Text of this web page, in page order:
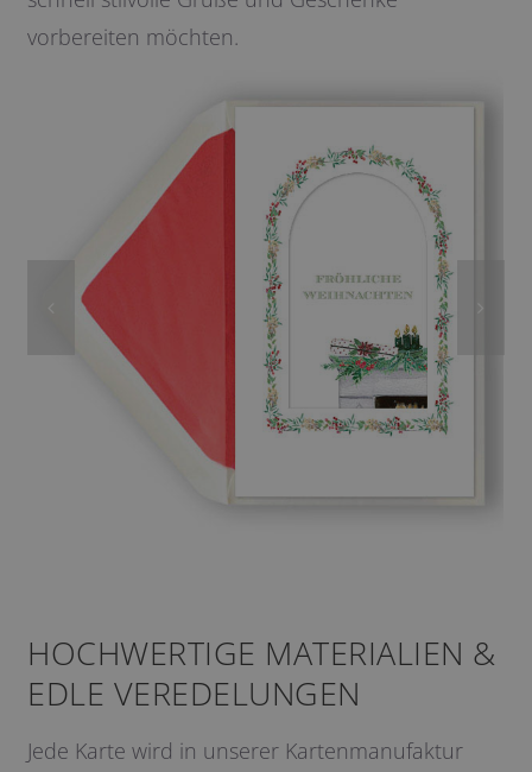
vorbereiten möchten.
HOCHWERTIGE MATERIALIEN &
EDLE VEREDELUNGEN
Jede Karte wird in unserer Kartenmanufaktur